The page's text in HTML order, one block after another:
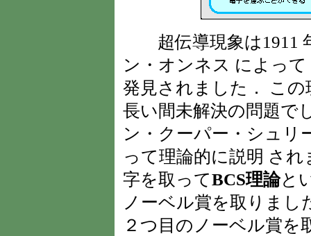
超伝導現象は1911
ン・オンネス によっ
発見されました． こ
長い間未解決の問題で
ン・クーパー・シュリ
って理論的に説明 さ
字を取ってBCS理論と
ノーベル賞を取りまし
２つ目のノーベル賞を